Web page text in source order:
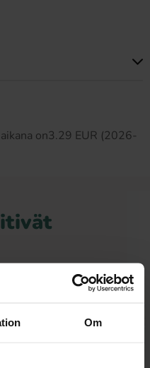
Om
on3.29 EUR (2026-
-25%